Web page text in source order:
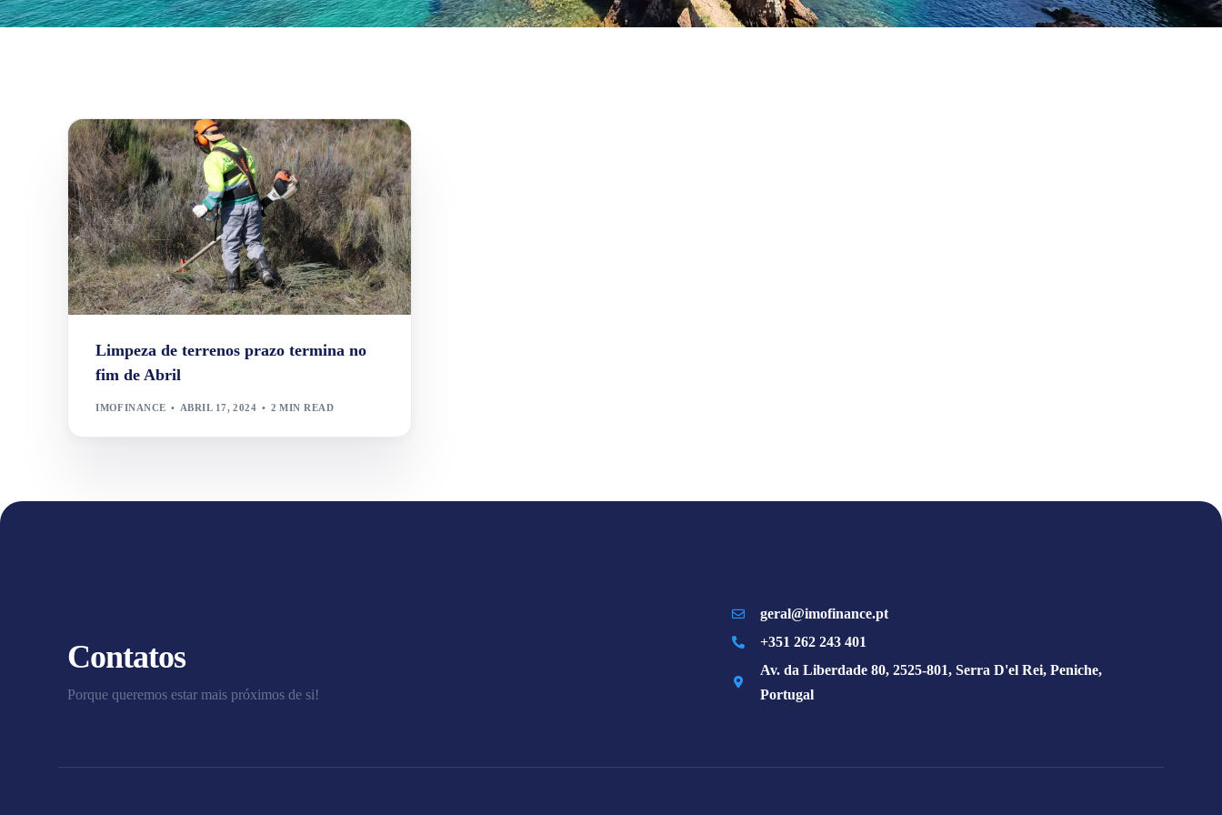
Limpeza de terrenos prazo termina no
fim de Abril
IMOFINANCE ABRIL 17, 2024 2 MIN READ
Contatos
Porque queremos estar mais próximos de si!
geral@imofinance.pt
+351 262 243 401
Av. da Liberdade 80, 2525-801, Serra D'el Rei, Peniche,
Portugal